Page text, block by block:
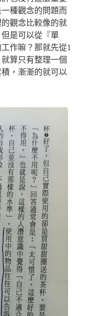
種觀念的問題而
觀念比較像的就
是可以從『單
作嘛？那就先從1
算只有整理一個
，漸漸的就可以